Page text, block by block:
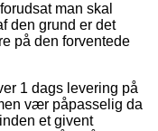
man skal
den grund er det
på den forventede
1 dags levering på
vær påpasselig da
et givent